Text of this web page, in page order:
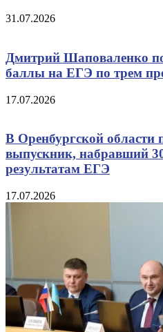
31.07.2026
Дмитрий Шаповаленко
баллы на ЕГЭ по трем
17.07.2026
В Оренбургской области
выпускник, набравший
результатам ЕГЭ
17.07.2026